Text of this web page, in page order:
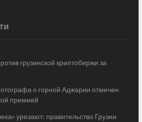
грузинской криптобиржи за
о горной Аджарии отмечен
премией
урезают: правительство Грузии